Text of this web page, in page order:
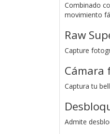
Combinado
movimiento
Raw
Capture
Cámara
Captura tu
Admite